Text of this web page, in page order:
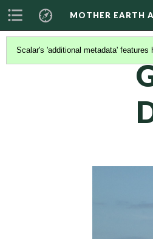
MOTHER EARTH
Scalar's 'additional metadata'